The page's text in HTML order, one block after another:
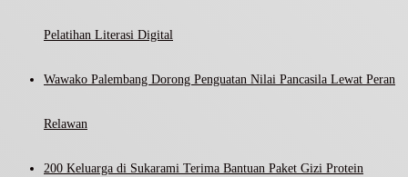
Pelatihan Literasi Digital
Wawako Palembang Dorong Penguatan Nilai Pancasila Lewat Peran
Relawan
200 Keluarga di Sukarami Terima Bantuan Paket Gizi Protein